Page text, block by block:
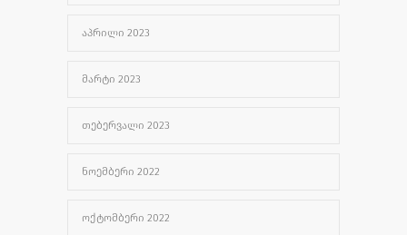
ᲐᲞᲠᲘᲚᲘ 2023
ᲛᲐᲠᲢᲘ 2023
ᲗᲔᲑᲔᲠᲕᲐᲚᲘ 2023
ᲜᲝᲔᲛᲑᲔᲠᲘ 2022
ᲝᲥᲢᲝᲛᲑᲔᲠᲘ 2022